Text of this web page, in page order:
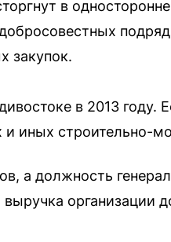
в
закупок.
в 2013 году.
иных строительно-
а должность
организации